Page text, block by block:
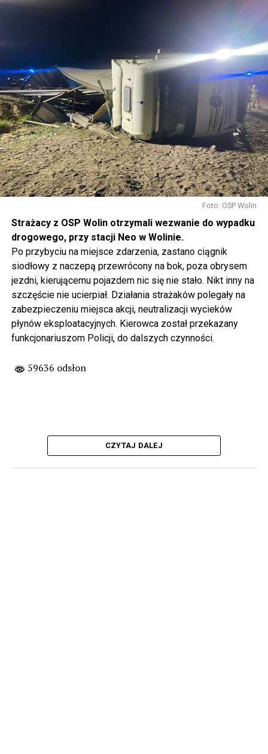
Foto: OSP Wolin
Strażacy z OSP Wolin otrzymali wezwanie do wypadku
drogowego, przy stacji Neo w Wolinie.
Po przybyciu na miejsce zdarzenia, zastano ciągnik
siodłowy z naczepą przewrócony na bok, poza obrysem
jezdni, kierującemu pojazdem nic się nie stało. Nikt inny na
szczęście nie ucierpiał. Działania strażaków polegały na
zabezpieczeniu miejsca akcji, neutralizacji wycieków
płynów eksploatacyjnych. Kierowca został przekazany
funkcjonariuszom Policji, do dalszych czynności.
59636 odsłon
CZYTAJ DALEJ